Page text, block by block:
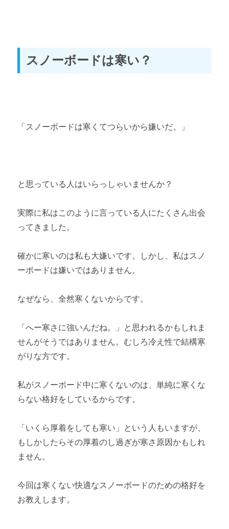
スノーボード初心者のブーツの選び方とおすすめ
スノーボードの道具の購入方法とおすすめ
第5章 道具のマニアックな世界
スノーボードのプロが使っている道具
スノーボード撮影でおすすめカメラ
スノーボードは寒い？
「スノーボードは寒くてつらいから嫌いだ。」
と思っている人はいらっしゃいませんか？
実際に私はこのように言っている人にたくさん出会
ってきました。
確かに寒いのは私も大嫌いです。しかし、私はスノ
ーボードは嫌いではありません。
なぜなら、全然寒くないからです。
「へー寒さに強いんだね。」と思われるかもしれま
せんがそうではありません。むしろ冷え性で結構寒
がりな方です。
私がスノーボード中に寒くないのは、単純に寒くな
らない格好をしているからです。
「いくら厚着をしても寒い」という人もいますが、
もしかしたらその厚着のし過ぎが寒さ原因かもしれ
ません。
今回は寒くない快適なスノーボードのための格好を
お教えします。